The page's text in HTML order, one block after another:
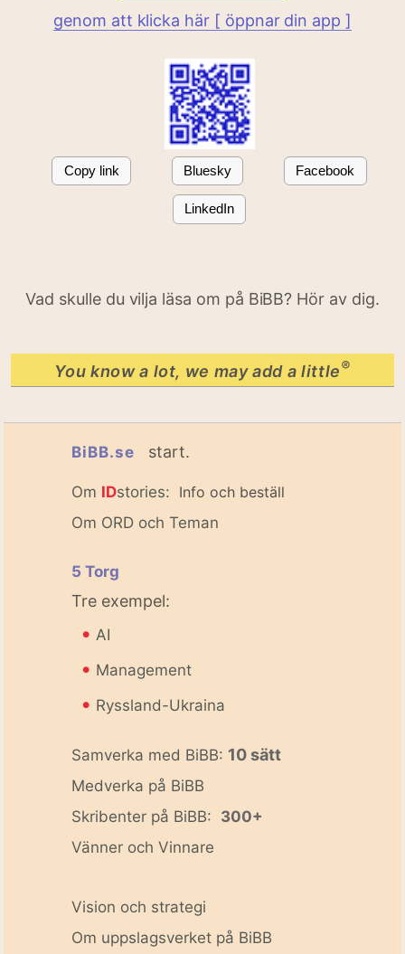
genom att klicka här [ öppnar din app ]
Copy link Bluesky Facebook
LinkedIn
Vad skulle du vilja läsa om på BiBB? Hör av dig.
You know a lot, we may add a little®
BiBB.se start.
Om IDstories: Info och beställ
Om ORD och Teman
5 Torg
Tre exempel:
• AI
• Management
• Ryssland-Ukraina
Samverka med BiBB: 10 sätt
Medverka på BiBB
Skribenter på BiBB: 300+
Vänner och Vinnare
Vision och strategi
Om uppslagsverket på BiBB